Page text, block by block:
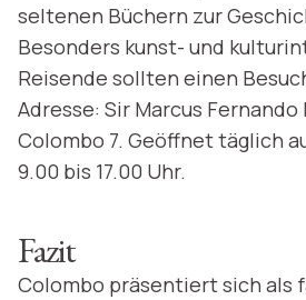
seltenen Büchern zur
Besonders kunst- und
Reisende sollten einen
Adresse: Sir Marcus Fernando
Colombo 7. Geöffnet täglich
9.00 bis 17.00 Uhr.
Fazit
Colombo präsentiert sich als